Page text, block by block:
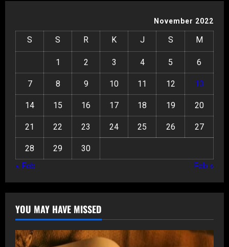
November 2022
S S R K J S M
1 2 3 4 5 6
7 8 9 10 11 12 13
14 15 16 17 18 19 20
21 22 23 24 25 26 27
28 29
30
« Feb
Feb »
YOU MAY HAVE MISSED